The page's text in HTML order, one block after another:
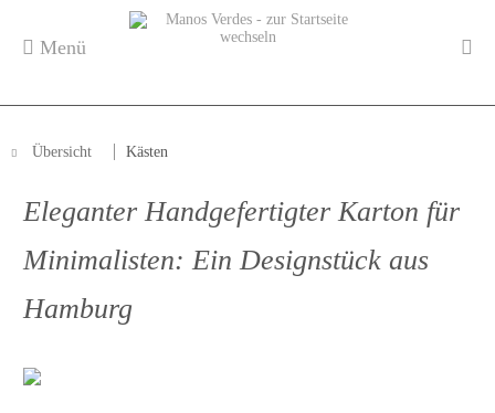
Menü
Übersicht Kästen
Eleganter Handgefertigter Karton für
Minimalisten: Ein Designstück aus
Hamburg